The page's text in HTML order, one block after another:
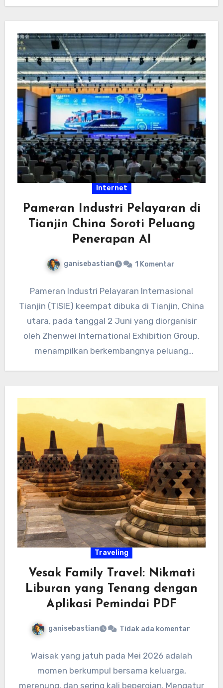
Internet
Pameran Industri Pelayaran di
Tianjin China Soroti Peluang
Penerapan AI
ganisebastian 1 Komentar
Pameran Industri Pelayaran Internasional
Tianjin (TISIE) keempat dibuka di Tianjin, China
utara, pada tanggal 2 Juni yang diorganisir
oleh Zhenwei International Exhibition Group,
menampilkan berkembangnya peluang
Traveling
Vesak Family Travel: Nikmati
Liburan yang Tenang dengan
Aplikasi Pemindai PDF
ganisebastian Tidak ada komentar
Waisak yang jatuh pada Mei 2026 adalah
momen berkumpul bersama keluarga,
merenung, dan sering kali bepergian. Mengatur